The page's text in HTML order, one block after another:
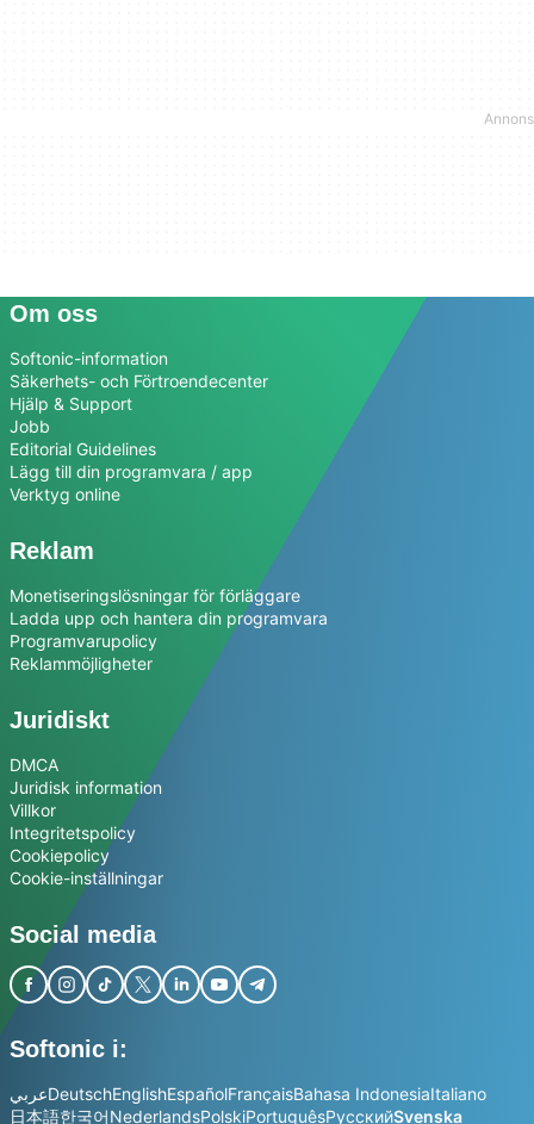
Om oss
Softonic-information
Säkerhets- och Förtroendecenter
Hjälp & Support
Jobb
Editorial Guidelines
Lägg till din programvara / app
Verktyg online
Reklam
Monetiseringslösningar för förläggare
Ladda upp och hantera din programvara
Programvarupolicy
Reklammöjligheter
Juridiskt
DMCA
Juridisk information
Villkor
Integritetspolicy
Cookiepolicy
Cookie-inställningar
Social media
Softonic i:
عربيDeutschEnglishEspañolFrançaisBahasa IndonesiaItaliano
日本語한국어NederlandsPolskiPortuguêsРусскийSvenska